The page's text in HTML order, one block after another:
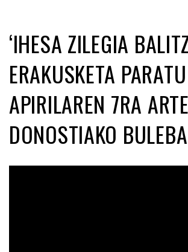
‘IHESA ZILEGIA
ERAKUSKETA
APIRILAREN 7RA ARTE
DONOSTIAKO